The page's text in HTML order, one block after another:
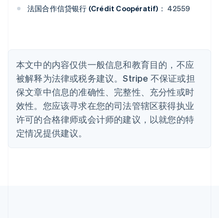
法国合作信贷银行 (Crédit Coopératif)： 42559
本文中的内容仅供一般信息和教育目的，不应
被解释为法律或税务建议。Stripe 不保证或担
保文章中信息的准确性、完整性、充分性或时
效性。您应该寻求在您的司法管辖区获得执业
许可的合格律师或会计师的建议，以就您的特
定情况提供建议。
PortuguêsEnglish
保加利亚
English
丹麦
English
德国
DeutschEnglish
法国
FrançaisEnglish
芬兰